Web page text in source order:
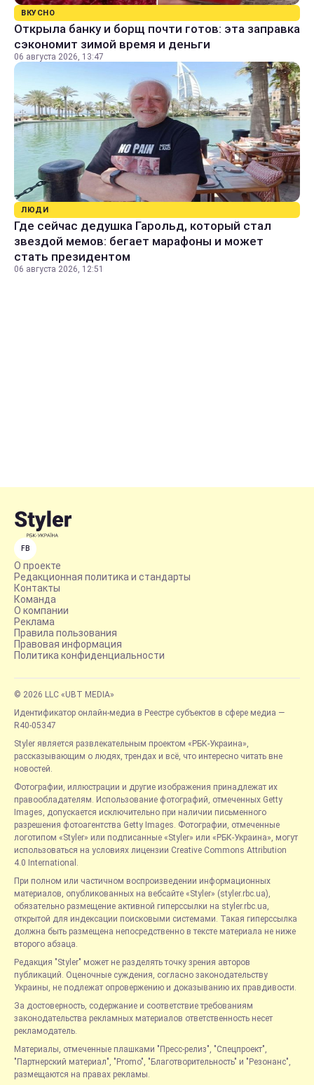
ВКУСНО
Открыла банку и борщ почти готов: эта заправка
сэкономит зимой время и деньги
06 августа 2026, 13:47
ЛЮДИ
Где сейчас дедушка Гарольд, который стал
звездой мемов: бегает марафоны и может
стать президентом
06 августа 2026, 12:51
FB
О проекте
Редакционная политика и стандарты
Контакты
Команда
О компании
Реклама
Правила пользования
Правовая информация
Политика конфиденциальности
© 2026 LLC «UBT MEDIA»
Идентификатор онлайн-медиа в Реестре субъектов в сфере медиа —
R40-05347
Styler является развлекательным проектом «РБК-Украина»,
рассказывающим о людях, трендах и всё, что интересно читать вне
новостей.
Фотографии, иллюстрации и другие изображения принадлежат их
правообладателям. Использование фотографий, отмеченных Getty
Images, допускается исключительно при наличии письменного
разрешения фотоагентства Getty Images. Фотографии, отмеченные
логотипом «Styler» или подписанные «Styler» или «РБК-Украина», могут
использоваться на условиях лицензии Creative Commons Attribution
4.0 International.
При полном или частичном воспроизведении информационных
материалов, опубликованных на вебсайте «Styler» (styler.rbc.ua),
обязательно размещение активной гиперссылки на styler.rbc.ua,
открытой для индексации поисковыми системами. Такая гиперссылка
должна быть размещена непосредственно в тексте материала не ниже
второго абзаца.
Редакция "Styler" может не разделять точку зрения авторов
публикаций. Оценочные суждения, согласно законодательству
Украины, не подлежат опровержению и доказыванию их правдивости.
За достоверность, содержание и соответствие требованиям
законодательства рекламных материалов ответственность несет
рекламодатель.
Материалы, отмеченные плашками "Пресс-релиз", "Спецпроект",
"Партнерский материал", "Promo", "Благотворительность" и "Резонанс",
размещаются на правах рекламы.